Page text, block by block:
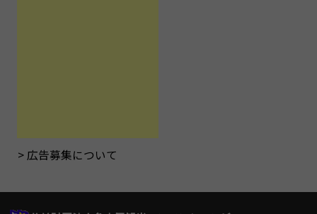
広告募集について